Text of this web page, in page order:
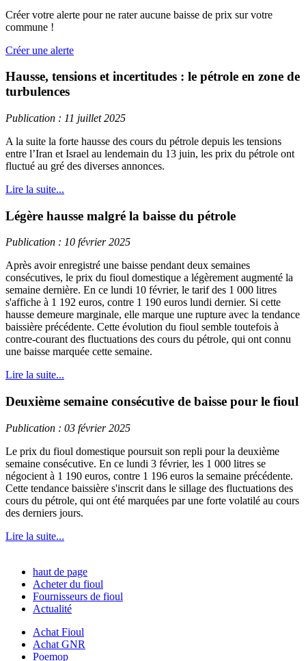
Créer votre alerte pour ne rater aucune baisse de prix sur votre
commune !
Créer une alerte
Hausse, tensions et incertitudes : le pétrole en zone de
turbulences
Publication : 11 juillet 2025
A la suite la forte hausse des cours du pétrole depuis les tensions
entre l’Iran et Israel au lendemain du 13 juin, les prix du pétrole ont
fluctué au gré des diverses annonces.
Lire la suite...
Légère hausse malgré la baisse du pétrole
Publication : 10 février 2025
Après avoir enregistré une baisse pendant deux semaines
consécutives, le prix du fioul domestique a légèrement augmenté la
semaine dernière. En ce lundi 10 février, le tarif des 1 000 litres
s'affiche à 1 192 euros, contre 1 190 euros lundi dernier. Si cette
hausse demeure marginale, elle marque une rupture avec la tendance
baissière précédente. Cette évolution du fioul semble toutefois à
contre-courant des fluctuations des cours du pétrole, qui ont connu
une baisse marquée cette semaine.
Lire la suite...
Deuxième semaine consécutive de baisse pour le fioul
Publication : 03 février 2025
Le prix du fioul domestique poursuit son repli pour la deuxième
semaine consécutive. En ce lundi 3 février, les 1 000 litres se
négocient à 1 190 euros, contre 1 196 euros la semaine précédente.
Cette tendance baissière s'inscrit dans le sillage des fluctuations des
cours du pétrole, qui ont été marquées par une forte volatilé au cours
des derniers jours.
Lire la suite...
haut de page
Acheter du fioul
Fournisseurs de fioul
Actualité
Achat Fioul
Achat GNR
Poemop